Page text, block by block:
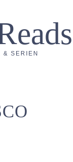
& SERIEN